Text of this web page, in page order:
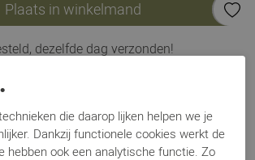
Plaats in winkelmand
dezelfde dag verzonden!
004 beigedie daarop lijken helpen we je
Dankzij functionele cookies werkt de
hebben ook een analytische functie. Zo